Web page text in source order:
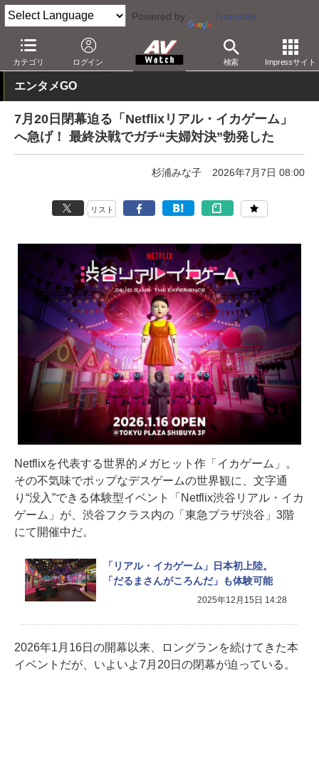
Powered by Translate
カテゴリ ログイン 検索 Impressサイト
AV Watch イベント
エンタメGO
7月20日閉幕迫る「Netflixリアル・イカゲーム」
へ急げ！ 最終決戦でガチ“夫婦対決”勃発した
杉浦みな子 2026年7月7日 08:00
リスト
Netflixを代表する世界的メガヒット作「イカゲーム」。
その不気味でポップなデスゲームの世界観に、文字通
り“没入”できる体験型イベント「Netflix渋谷リアル・イカ
ゲーム」が、渋谷フクラス内の「東急プラザ渋谷」3階
にて開催中だ。
「リアル・イカゲーム」日本初上陸。
「だるまさんがころんだ」も体験可能
2025年12月15日 14:28
2026年1月16日の開幕以来、ロングランを続けてきた本
イベントだが、いよいよ7月20日の閉幕が迫っている。